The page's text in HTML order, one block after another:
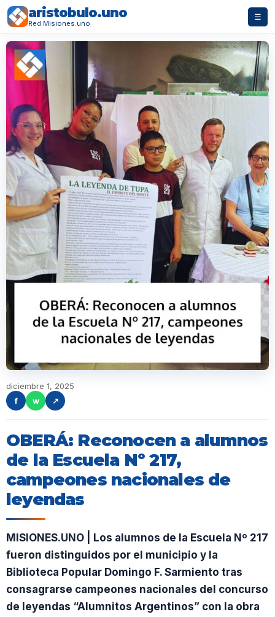
aristobulo.uno
Red Misiones.uno
☰
diciembre 1, 2025
f
w ↗
OBERÁ: Reconocen a alumnos
de la Escuela Nº 217,
campeones nacionales de
leyendas
MISIONES.UNO | Los alumnos de la Escuela Nº 217
fueron distinguidos por el municipio y la
Biblioteca Popular Domingo F. Sarmiento tras
consagrarse campeones nacionales del concurso
de leyendas “Alumnitos Argentinos” con la obra